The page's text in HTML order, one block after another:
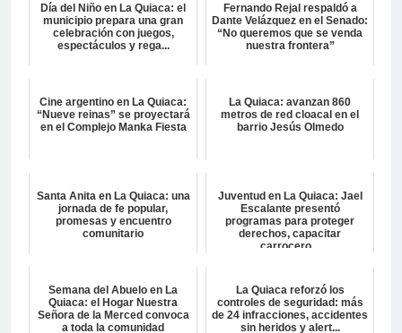
Día del Niño en La Quiaca: el
municipio prepara una gran
celebración con juegos,
espectáculos y rega...
Fernando Rejal respaldó a
Dante Velázquez en el Senado:
“No queremos que se venda
nuestra frontera”
Cine argentino en La Quiaca:
“Nueve reinas” se proyectará
en el Complejo Manka Fiesta
La Quiaca: avanzan 860
metros de red cloacal en el
barrio Jesús Olmedo
Santa Anita en La Quiaca: una
jornada de fe popular,
promesas y encuentro
comunitario
Juventud en La Quiaca: Jael
Escalante presentó
programas para proteger
derechos, capacitar
carrocero...
Semana del Abuelo en La
Quiaca: el Hogar Nuestra
Señora de la Merced convoca
a toda la comunidad
La Quiaca reforzó los
controles de seguridad: más
de 24 infracciones, accidentes
sin heridos y alert...